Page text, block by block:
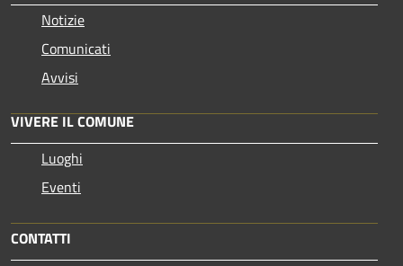
Notizie
Comunicati
Avvisi
VIVERE IL COMUNE
Luoghi
Eventi
CONTATTI